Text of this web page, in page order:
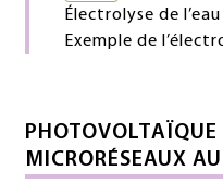
Électrolyse de
Exemple de
PHOTOVOLTAÏQUE
MICRORÉSEAUX